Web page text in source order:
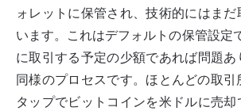
ォレットに保管され、技術的にはまだ
います。これはデフォルトの保管設定
に取引する予定の少額であれば問題あ
同様のプロセスです。ほとんどの取引
タップでビットコインを米ドルに売